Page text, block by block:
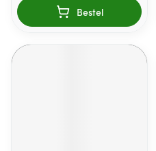
Bestel